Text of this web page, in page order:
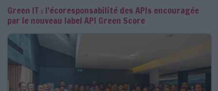
Green IT : l'écoresponsabilité des APIs encouragée
par le nouveau label API Green Score